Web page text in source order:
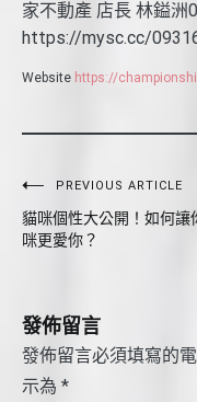
家不動產 店長 林鎰洲
https://mysc.cc/
Website https://
文
章
覽
PREVIOUS ARTICLE
貓咪個性大公開！如何讓
咪更愛你？
發佈留言
發佈留言必須填寫的
示為 *